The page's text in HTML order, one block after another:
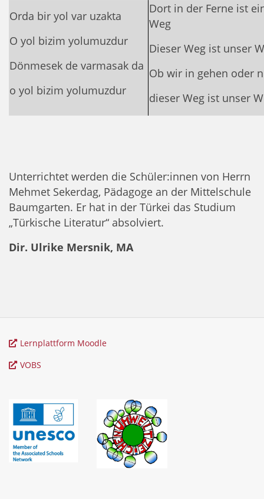
Orda bir yol var uzakta
O yol bizim yolumuzdur
Dönmesek de varmasak da
o yol bizim yolumuzdur
Dort in der Ferne ist
Weg
Dieser Weg ist unser
Ob wir in gehen oder
dieser Weg ist unser
Unterrichtet werden die Schüler:innen von Herrn
Mehmet Sekerdag, Pädagoge an der Mittelschule
Baumgarten. Er hat in der Türkei das Studium
„Türkische Literatur“ absolviert.
Dir. Ulrike Mersnik, MA
Lernplattform Moodle
VOBS